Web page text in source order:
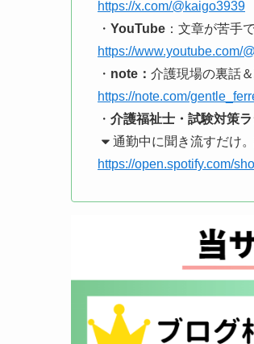
https://x.com/@kaigo3939
・ YouTube ：文章が苦手
https://www.youtube.com/
・ note： 介護現場の裏話
https://note.com/
・ 介護福祉士・試験対策
通勤中に聞き流すだけ
https://open.spotify.com/